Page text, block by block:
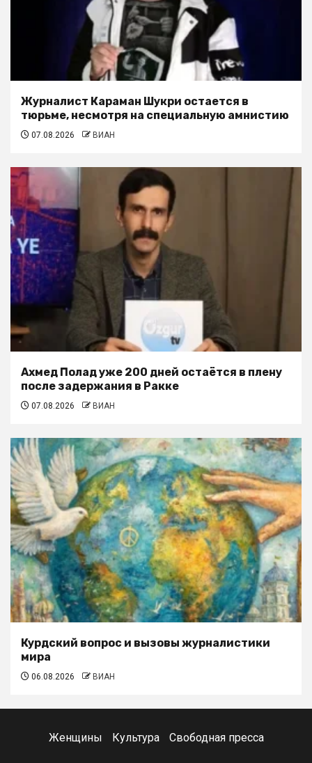
Журналист Караман Шукри остается в
тюрьме, несмотря на специальную амнистию
07.08.2026 ВИАН
Ахмед Полад уже 200 дней остаётся в плену
после задержания в Ракке
07.08.2026 ВИАН
Курдский вопрос и вызовы журналистики
мира
06.08.2026 ВИАН
Женщины Культура Свободная пресса